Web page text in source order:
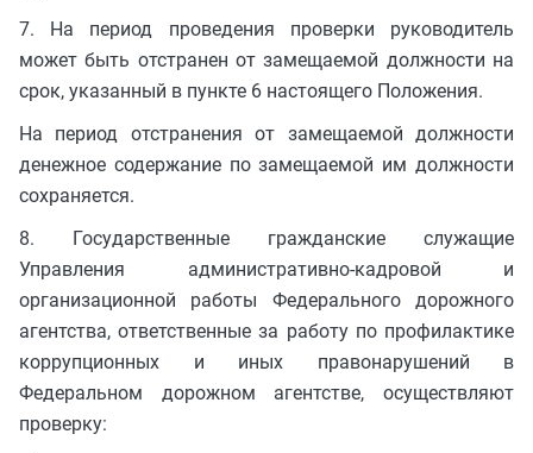
7. На период проведения проверки руководитель
может быть отстранен от замещаемой должности на
срок, указанный в пункте 6 настоящего Положения.
На период отстранения от замещаемой должности
денежное содержание по замещаемой им должности
сохраняется.
8. Государственные гражданские служащие
Управления административно-кадровой и
организационной работы Федерального дорожного
агентства, ответственные за работу по профилактике
коррупционных и иных правонарушений в
Федеральном дорожном агентстве, осуществляют
проверку: